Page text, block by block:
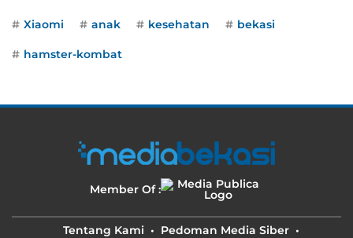
Xiaomi anak kesehatan bekasi
hamster-kombat
Member Of :
Tentang Kami
Pedoman Media Siber